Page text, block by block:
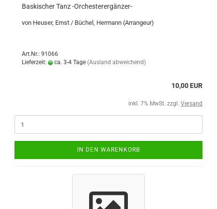
Baskischer Tanz -Orchesterergänzer-
von Heuser, Ernst / Büchel, Hermann (Arrangeur)
Art.Nr.: 91066
Lieferzeit:
ca. 3-4 Tage (Ausland abweichend)
10,00 EUR
inkl. 7% MwSt. zzgl. Versand
IN DEN WARENKORB